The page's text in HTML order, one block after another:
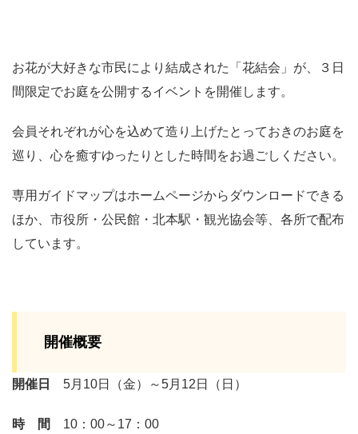
お花が大好きな市民により結成された「花結会」が、３日
間限定でお庭を公開するイベントを開催します。
会員それぞれが心を込めて造り上げたとっておきのお庭を
巡り、心を癒すゆったりとした時間をお過ごしください。
専用ガイドマップはホームページからダウンロードできる
ほか、市役所・公民館・北本駅・観光協会等、各所で配布
しています。
開催概要
開催日 5月10日（金）～5月12日（日）
時 間 10：00～17：00